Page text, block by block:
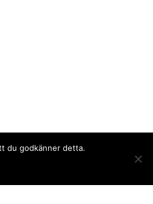
du godkänner detta.